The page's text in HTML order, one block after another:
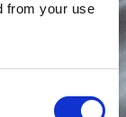
from your use